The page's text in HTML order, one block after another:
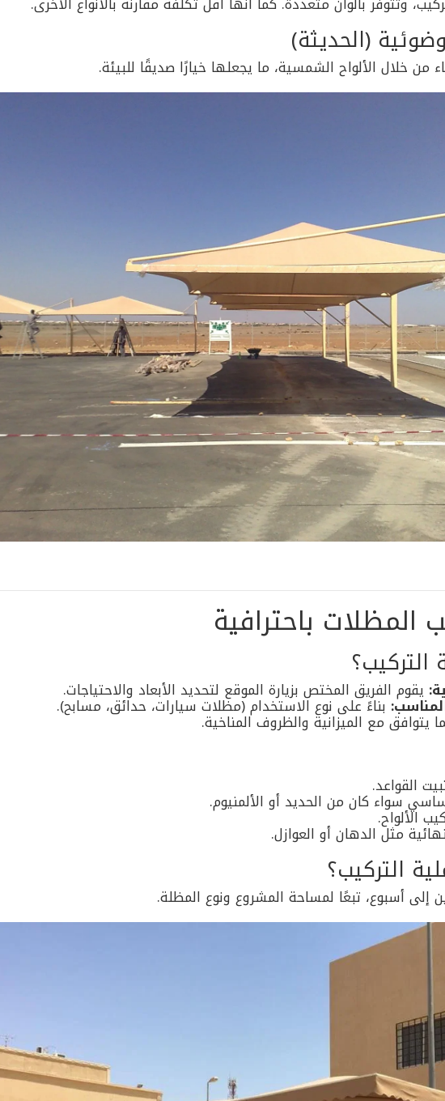
(الحديثة)
من خلال الألواح الشمسية، ما يجعلها خيارًا صديقًا للبيئة.
باحترافية
يقوم الفريق المختص بزيارة الموقع لتحديد الأبعاد والاحتياجات.
بناءً على نوع الاستخدام (مظلات سيارات، حدائق، مسابح).
يتوافق مع الميزانية والظروف المناخية.
القواعد.
سواء كان من الحديد أو الألمنيوم.
الألواح.
مثل الدهان أو العوازل.
التركيب؟
إلى أسبوع، تبعًا لمساحة المشروع ونوع المظلة.